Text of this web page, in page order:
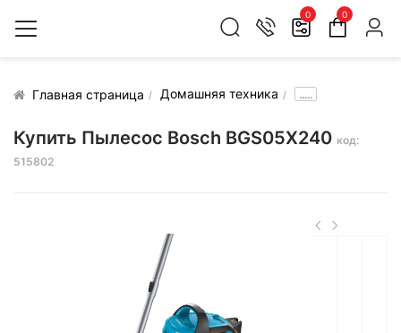
0 0
Главная страница Домашняя техника .....
Купить Пылесос Bosch BGS05X240 код:
515802